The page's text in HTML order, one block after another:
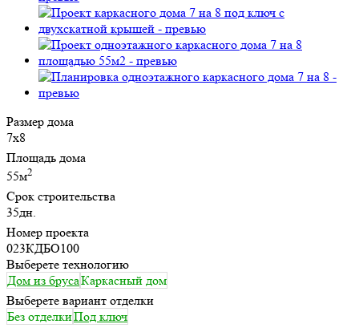
Размер дома
7х8
Площадь дома
55м2
Срок строительства
35дн.
Номер проекта
023КДБО100
Выберете технологию
Дом из брусаКаркасный дом
Выберете вариант отделки
Без отделкиПод ключ